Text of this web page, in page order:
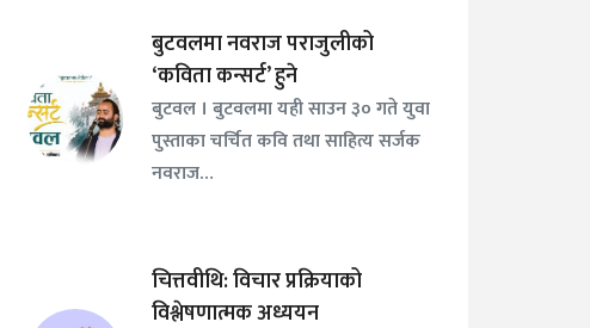
बुटवलमा नवराज पराजुलीको
‘कविता कन्सर्ट’ हुने
बुटवल । बुटवलमा यही साउन ३० गते युवा
पुस्ताका चर्चित कवि तथा साहित्य सर्जक
नवराज…
चित्तवीथि: विचार प्रक्रियाको
विश्लेषणात्मक अध्ययन